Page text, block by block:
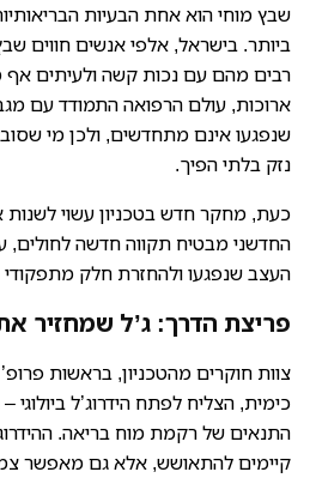
שבץ מוחי הוא אחת הבעיות
ביותר. בישראל, אלפי אנשים חווים
רבים מהם עם נכות קשה ולעיתים אף
ארוכות, עולם הרפואה התמודד עם
שנפגעו אינם מתחדשים, ולכן מי
נזק בלתי הפיך.
כעת, מחקר חדש בטכניון עשוי
החדשני מבטיח תקווה חדשה
העצב שנפגעו ולהחזרת חלק
פריצת הדרך: ג’ל שמחזיר
צוות חוקרים מהטכניון, בראשות
כימית, הצליח לפתח הידרוג’ל
התנאים של רקמת מוח בריאה.
קיימים להתאושש, אלא גם מאפשר